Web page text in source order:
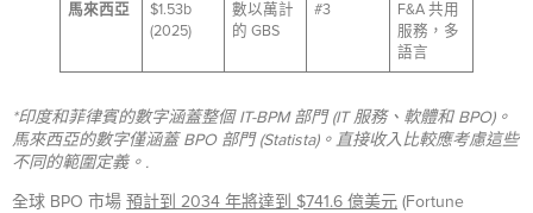
馬來西亞
$1.53b
(2025)
數以萬計
的 GBS
#3
F&A 共用
服務，多
語言
*印度和菲律賓的數字涵蓋整個 IT-BPM 部門 (IT 服務、軟體和 BPO)。
馬來西亞的數字僅涵蓋 BPO 部門 (Statista)。直接收入比較應考慮這些
不同的範圍定義。.
全球 BPO 市場 預計到 2034 年將達到 $741.6 億美元 (Fortune